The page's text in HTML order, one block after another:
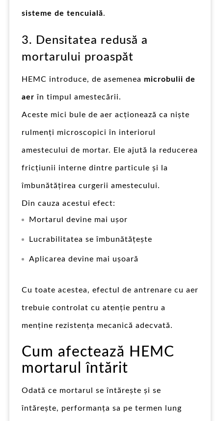
sisteme de tencuială.
3. Densitatea redusă a
mortarului proaspăt
HEMC introduce, de asemenea microbulii de
aer în timpul amestecării.
Aceste mici bule de aer acționează ca niște
rulmenți microscopici în interiorul
amestecului de mortar. Ele ajută la reducerea
fricțiunii interne dintre particule și la
îmbunătățirea curgerii amestecului.
Din cauza acestui efect:
Mortarul devine mai ușor
Lucrabilitatea se îmbunătățește
Aplicarea devine mai ușoară
Cu toate acestea, efectul de antrenare cu aer
trebuie controlat cu atenție pentru a
menține rezistența mecanică adecvată.
Cum afectează HEMC
mortarul întărit
Odată ce mortarul se întărește și se
întărește, performanța sa pe termen lung